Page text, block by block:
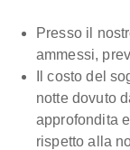
Presso il
ammessi,
Il costo del
notte dovuto
approfondita
rispetto alla